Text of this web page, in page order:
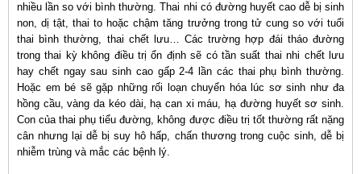
nhiều lần so với bình thường. Thai nhi có đường huyết cao dễ bị sinh
non, dị tật, thai to hoặc chậm tăng trưởng trong tử cung so với tuổi
thai bình thường, thai chết lưu… Các trường hợp đái tháo đường
trong thai kỳ không điều trị ổn định sẽ có tần suất thai nhi chết lưu
hay chết ngay sau sinh cao gấp 2-4 lần các thai phụ bình thường.
Hoặc em bé sẽ gặp những rối loạn chuyển hóa lúc sơ sinh như đa
hồng cầu, vàng da kéo dài, hạ can xi máu, hạ đường huyết sơ sinh.
Con của thai phụ tiểu đường, không được điều trị tốt thường rất nặng
cân nhưng lại dễ bị suy hô hấp, chấn thương trong cuộc sinh, dễ bị
nhiễm trùng và mắc các bệnh lý.